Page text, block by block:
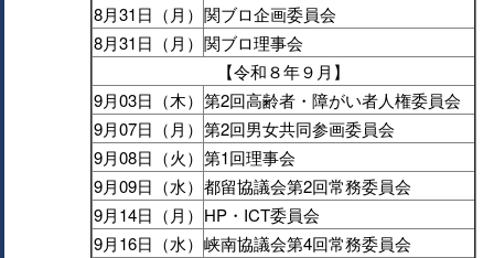
8月31日（月） 関ブロ企画委員会
8月31日（月） 関ブロ理事会
【令和８年９月】
9月03日（木） 第2回高齢者・障がい者人権委員会
9月07日（月） 第2回男女共同参画委員会
9月08日（火） 第1回理事会
9月09日（水） 都留協議会第2回常務委員会
9月14日（月） HP・ICT委員会
9月16日（水） 峡南協議会第4回常務委員会